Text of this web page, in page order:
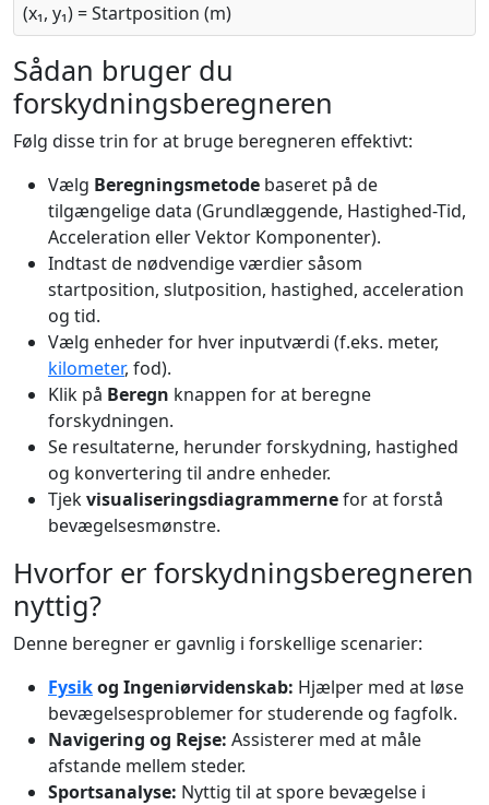
(x₁, y₁) = Startposition (m)
Sådan bruger du
forskydningsberegneren
Følg disse trin for at bruge beregneren effektivt:
Vælg Beregningsmetode baseret på de
tilgængelige data (Grundlæggende, Hastighed-Tid,
Acceleration eller Vektor Komponenter).
Indtast de nødvendige værdier såsom
startposition, slutposition, hastighed, acceleration
og tid.
Vælg enheder for hver inputværdi (f.eks. meter,
kilometer, fod).
Klik på Beregn knappen for at beregne
forskydningen.
Se resultaterne, herunder forskydning, hastighed
og konvertering til andre enheder.
Tjekvisualiseringsdiagrammernefor at forstå
bevægelsesmønstre.
Hvorfor er forskydningsberegneren
nyttig?
Denne beregner er gavnlig i forskellige scenarier:
Fysikog Ingeniørvidenskab: Hjælper med at løse
bevægelsesproblemer for studerende og fagfolk.
Navigering og Rejse: Assisterer med at måle
afstande mellem steder.
Sportsanalyse: Nyttig til at spore bevægelse i